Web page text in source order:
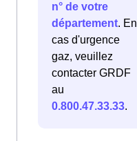
n° de votre
département. En
cas d'urgence
gaz, veuillez
contacter GRDF
au
0.800.47.33.33.